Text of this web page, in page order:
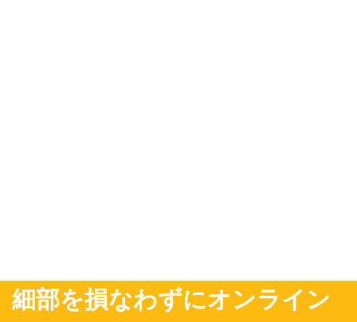
細部を損なわずにオンライン